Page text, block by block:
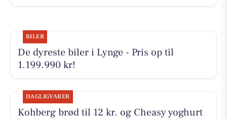
BILER
De dyreste biler i Lynge - Pris op til
1.199.990 kr!
DAGLIGVARER
Kohberg brød til 12 kr. og Cheasy yoghurt